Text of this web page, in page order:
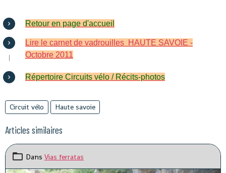
Retour en page d'accueil
Lire le carnet de vadrouilles HAUTE SAVOIE -
Octobre 2011
Répertoire Circuits vélo / Récits-photos
Circuit vélo Haute savoie
Articles similaires
Dans Vias ferratas